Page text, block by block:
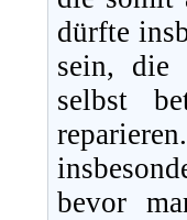
dürfte
sein, die
selbst
bevor